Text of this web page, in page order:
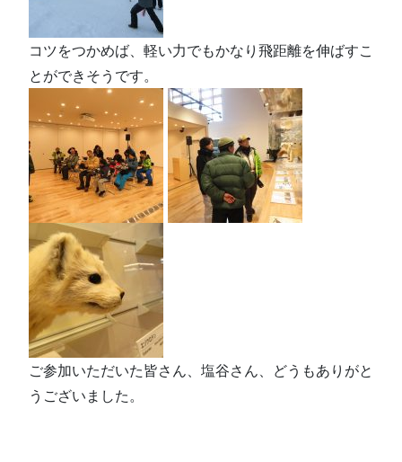
コツをつかめば、軽い力でもかなり飛距離を伸ばすこ
とができそうです。
ご参加いただいた皆さん、塩谷さん、どうもありがと
うございました。